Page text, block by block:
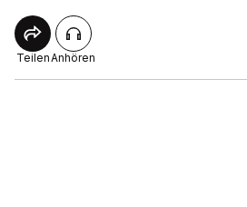
TeilenAnhören